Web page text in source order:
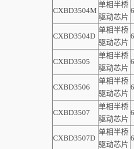
CXBD3504M
单相半桥
驱动芯片
CXBD3504D
单相半桥
驱动芯片
CXBD3505
单相半桥
驱动芯片
CXBD3506
单相半桥
驱动芯片
CXBD3507
单相半桥
驱动芯片
CXBD3507D
单相半桥
驱动芯片